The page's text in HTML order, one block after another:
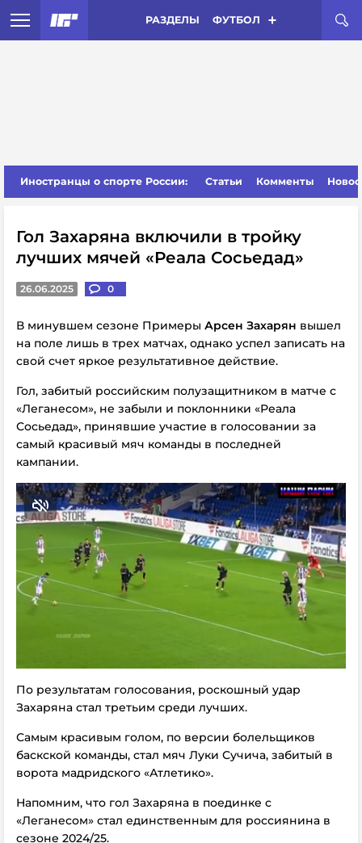
РАЗДЕЛЫ ФУТБОЛ
Иностранцы о спорте России: Статьи Комменты
Гол Захаряна включили в тройку
лучших мячей «Реала Сосьедад»
26.06.2025 0
В минувшем сезоне Примеры Арсен Захарян вышел
на поле лишь в трех матчах, однако успел записать на
свой счет яркое результативное действие.
Гол, забитый российским полузащитником в матче с
«Леганесом», не забыли и поклонники «Реала
Сосьедад», принявшие участие в голосовании за
самый красивый мяч команды в последней
кампании.
По результатам голосования, роскошный удар
Захаряна стал третьим среди лучших.
Самым красивым голом, по версии болельщиков
баскской команды, стал мяч Луки Сучича, забитый в
ворота мадридского «Атлетико».
Напомним, что гол Захаряна в поединке с
«Леганесом» стал единственным для россиянина в
сезоне 2024/25.